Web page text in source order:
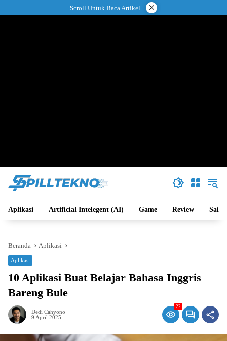
ke
Scroll Untuk Baca Artikel ×
Aplikasi Artificial Intelegent (AI) Game Review Sains
Beranda Aplikasi
Aplikasi
10 Aplikasi Buat Belajar Bahasa Inggris
Bareng Bule
Dedi Cahyono
9 April 2025
22